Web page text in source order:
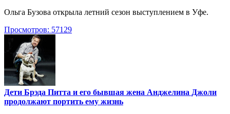
Ольга Бузова открыла летний сезон выступлением в Уфе.
Просмотров: 57129
Дети Брэда Питта и его бывшая жена Анджелина Джоли
продолжают портить ему жизнь